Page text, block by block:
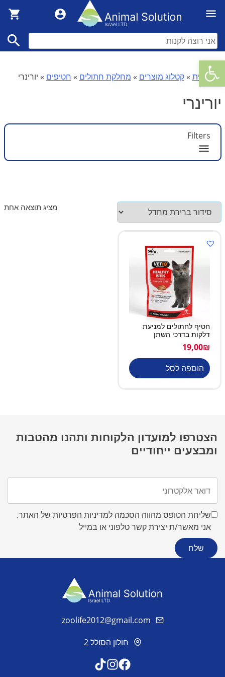
פתח סרגל נגישות
דף הבית »קטלוג מוצרים » מחלקת חתולים » חטיפים » יורינרי
יורינרי
Filters
VETIQ מציג תוצאה אחת
חטיף לחתולים למניעת
דלקות בדרכי השתן
19,00₪
הוספה לסל
הצטרפו למועדון הלקוחות ותהנו מהטבות
ומבצעים ייחודיים
שליחת הטופס מהווה הסכמה למדיניות הפרטיות של האתר.
אני מאשר/ת יצירת קשר טלפוני או במייל
zoolife2012@gmail.com
חולון הסולל 2